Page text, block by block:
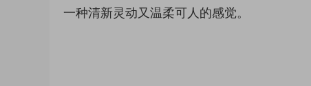
一种清新灵动又温柔可人的感觉。